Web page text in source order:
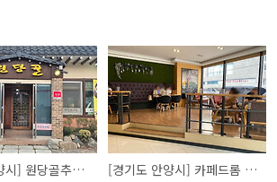
[경기도 고양시] 원당골추어탕 [경기도 안양시] 카페드롬 안양 관양점